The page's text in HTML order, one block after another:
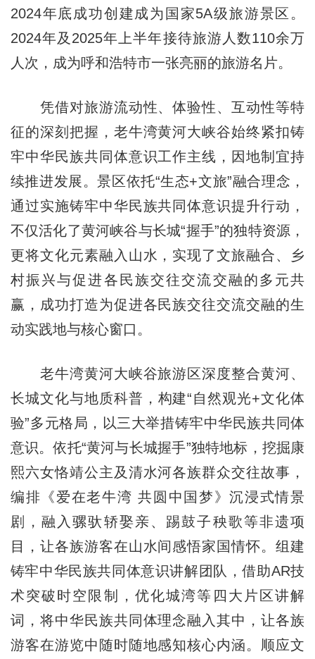
2024年底成功创建成为国家5A级旅游景区。
2024年及2025年上半年接待旅游人数110余万
人次，成为呼和浩特市一张亮丽的旅游名片。
凭借对旅游流动性、体验性、互动性等特
征的深刻把握，老牛湾黄河大峡谷始终紧扣铸
牢中华民族共同体意识工作主线，因地制宜持
续推进发展。景区依托“生态+文旅”融合理念，
通过实施铸牢中华民族共同体意识提升行动，
不仅活化了黄河峡谷与长城“握手”的独特资源，
更将文化元素融入山水，实现了文旅融合、乡
村振兴与促进各民族交往交流交融的多元共
赢，成功打造为促进各民族交往交流交融的生
动实践地与核心窗口。
老牛湾黄河大峡谷旅游区深度整合黄河、
长城文化与地质科普，构建“自然观光+文化体
验”多元格局，以三大举措铸牢中华民族共同体
意识。依托“黄河与长城握手”独特地标，挖掘康
熙六女恪靖公主及清水河各族群众交往故事，
编排《爱在老牛湾 共圆中国梦》沉浸式情景
剧，融入骡驮轿娶亲、踢鼓子秧歌等非遗项
目，让各族游客在山水间感悟家国情怀。组建
铸牢中华民族共同体意识讲解团队，借助AR技
术突破时空限制，优化城湾等四大片区讲解
词，将中华民族共同体理念融入其中，让各族
游客在游览中随时随地感知核心内涵。顺应文